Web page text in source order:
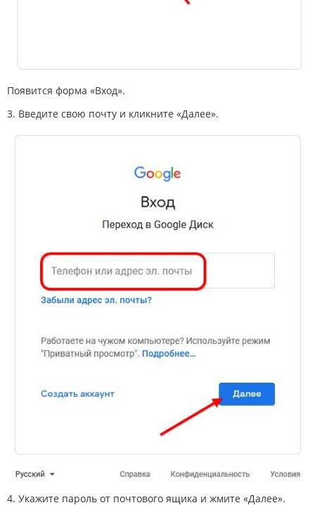
Появится форма «Вход».
3. Введите свою почту и кликните «Далее».
4. Укажите пароль от почтового ящика и жмите «Далее».